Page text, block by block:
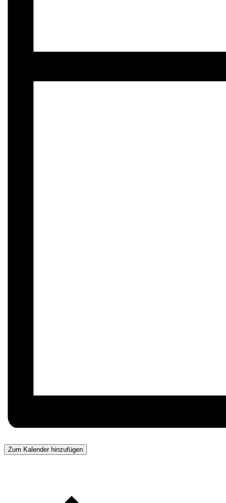
Zum Kalender hinzufügen